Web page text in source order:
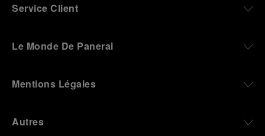
Service Client
Le Monde De Panerai
Mentions Légales
Autres